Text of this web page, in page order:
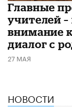
Главные
учителей
внимание
диалог с
27 МАЯ
НОВОСТИ